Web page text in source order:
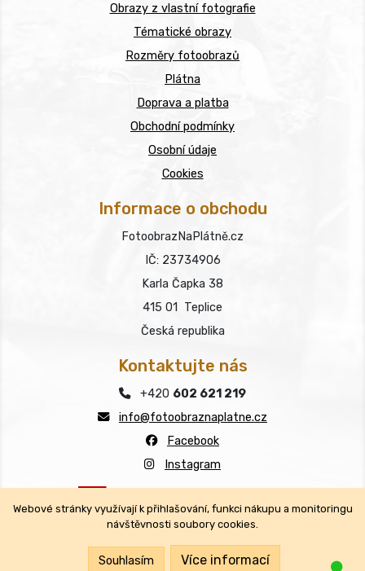
Kontaktujte nás
+420 602 621 219
info@fotoobraznaplatne.cz
Facebook
Instagram
Všechna práva vyhrazena.
Obrazy z vlastní fotografie
Tématické obrazy
Rozměry fotoobrazů
Plátna
Doprava a platba
Obchodní podmínky
Osobní údaje
Cookies
Informace o obchodu
FotoobrazNaPlátně.cz
IČ: 23734906
Karla Čapka 38
415 01 Teplice
Česká republika
Webové stránky využívají k přihlašování, funkci nákupu a monitoringu
návštěvnosti soubory cookies.
Souhlasím Více informací